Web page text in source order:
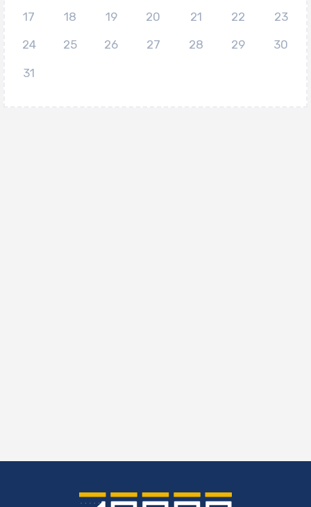
17
18 19 20 21 22
23
24
25 26 27 28 29 30
31